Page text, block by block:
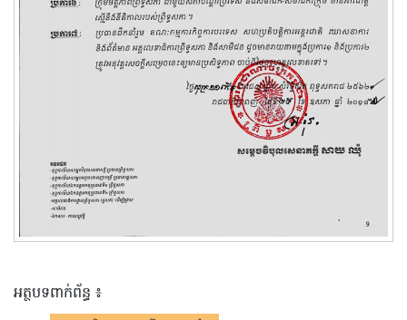
អត្ថបទពាក់ព័ន្ធ ៖